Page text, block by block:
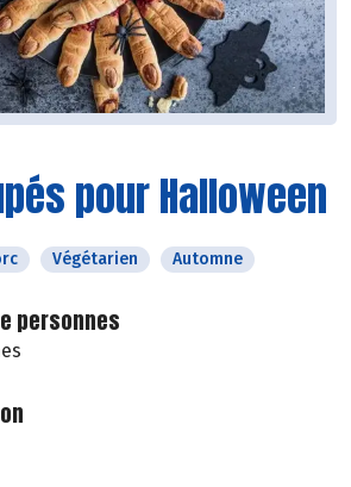
pour Halloween
Végétarien Automne
personnes